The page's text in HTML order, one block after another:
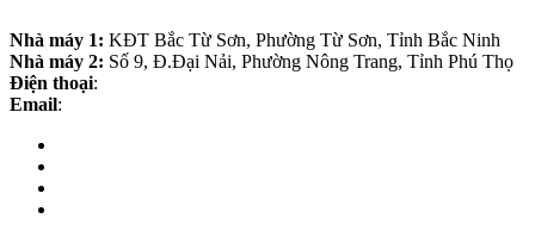
Nhà máy 1: KĐT Bắc Từ Sơn, Phường Từ Sơn, Tỉnh Bắc Ninh
Nhà máy 2: Số 9, Đ.Đại Nải, Phường Nông Trang, Tỉnh Phú Thọ
Điện thoại:
Email: